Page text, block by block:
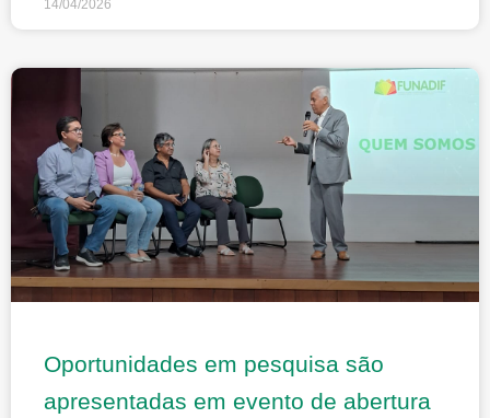
14/04/2026
Oportunidades em pesquisa são
apresentadas em evento de abertura